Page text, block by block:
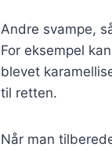
Andre svampe,
For eksempel
blevet
til retten.
Når man